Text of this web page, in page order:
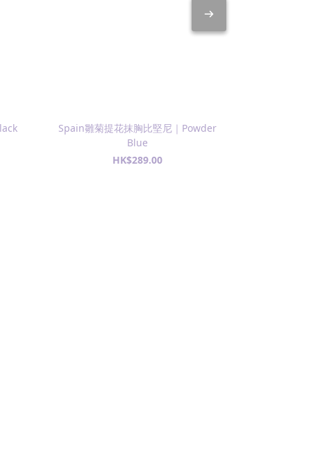
Spain雛菊提花抹胸比堅尼｜Powder
Blue
HK$289.00